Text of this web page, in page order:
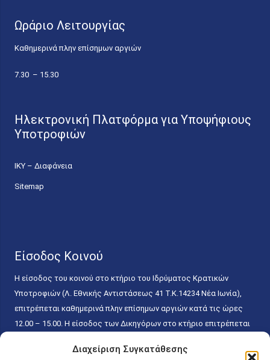
Διαχείριση Συγκατάθεσης
Ωράριο Λειτουργίας
Καθημερινά πλην επίσημων αργιών
7.30 – 15.30
Ηλεκτρονική Πλατφόρμα για Υποψήφιους
Υποτροφιών
ΙΚΥ – Διαφάνεια
Sitemap
Είσοδος Κοινού
Η είσοδος του κοινού στο κτήριο του Ιδρύματος Κρατικών
Υποτροφιών (Λ. Εθνικής Αντιστάσεως 41 T.K.14234 Νέα Ιωνία),
επιτρέπεται καθημερινά πλην επίσημων αργιών κατά τις ώρες
12.00 – 15.00. Η είσοδος των Δικηγόρων στο κτήριο επιτρέπεται
κάθε εργάσιμη ημέρα και ώρα χωρίς κανέναν χρονικό ή άλλο